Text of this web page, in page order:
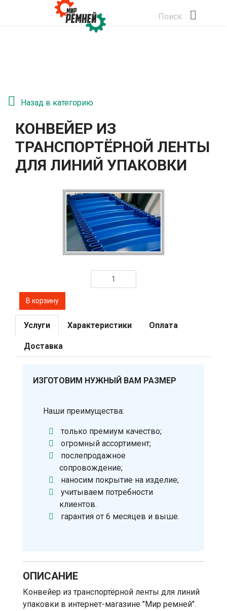
Поиск
Назад в категорию
КОНВЕЙЕР ИЗ
ТРАНСПОРТЁРНОЙ ЛЕНТЫ
ДЛЯ ЛИНИЙ УПАКОВКИ
Услуги Характеристики Оплата
Доставка
ИЗГОТОВИМ НУЖНЫЙ ВАМ РАЗМЕР
Наши преимущества:
только премиум качество;
огромный ассортимент;
послепродажное
сопровождение;
наносим покрытие на изделие;
учитываем потребности
клиентов.
гарантия от 6 месяцев и выше.
ОПИСАНИЕ
Конвейер из транспортёрной ленты для линий
упаковки в интернет-магазине "Мир ремней".